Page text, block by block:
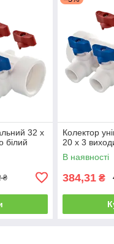
32 х
білий
₴
Колектор
20 х 3
В наявності
384,31 ₴